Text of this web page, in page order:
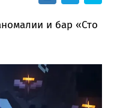
и бар «Сто